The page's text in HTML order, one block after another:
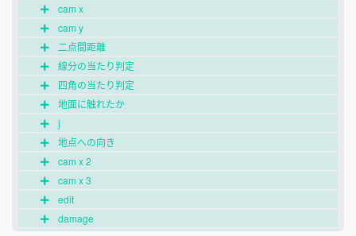
cam x
cam y
二点間距離
線分の当たり判定
四角の当たり判定
地面に触れたか
j
地点への向き
cam x 2
cam x 3
edit
damage